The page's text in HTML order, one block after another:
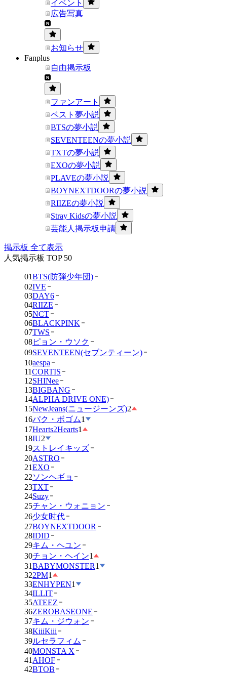
イベント
広告写真
お知らせ
Fanplus
自由掲示板
ファンアート
ベスト夢小説
BTSの夢小説
SEVENTEENの夢小説
TXTの夢小説
EXOの夢小説
PLAVEの夢小説
BOYNEXTDOORの夢小説
RIIZEの夢小説
Stray Kidsの夢小説
芸能人掲示板申請
掲示板 全て表示
人気掲示板 TOP 50
01BTS(防弾少年団)
02IVE
03DAY6
04RIIZE
05NCT
06BLACKPINK
07TWS
08ピョン・ウソク
09SEVENTEEN(セブンティーン)
10aespa
11CORTIS
12SHINee
13BIGBANG
14ALPHA DRIVE ONE)
15NewJeans(ニュージーンズ)2
16パク・ボゴム1
17Hearts2Hearts1
18IU2
19ストレイキッズ
20ASTRO
21EXO
22ソンヘギョ
23TXT
24Suzy
25チャン・ウォニョン
26少女时代
27BOYNEXTDOOR
28IDID
29キム・ヘユン
30チョン・ヘイン1
31BABYMONSTER1
322PM1
33ENHYPEN1
34ILLIT
35ATEEZ
36ZEROBASEONE
37キム・ジウォン
38KiiiKiii
39ルセラフィム
40MONSTA X
41 AHOF
42BTOB